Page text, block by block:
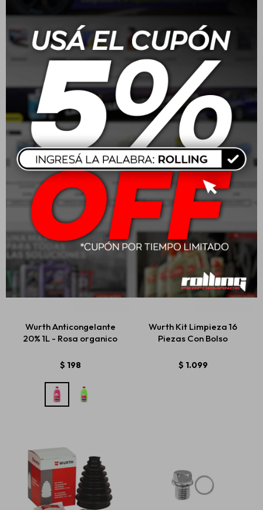
Wurth Limpiador A/C
HSW200 Plus Lavanda
$513
Wurth Anticorrosivo 5L
Rosa
$654
Wurth Anticongelante
20% 1L - Rosa organico
$ 198
Wurth Kit Limpieza 16
Piezas Con Bolso
$ 1.099